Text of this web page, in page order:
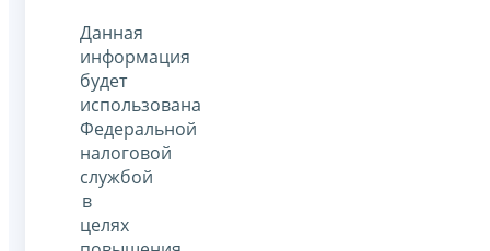
Данная
информация
будет
использована
Федеральной
налоговой
службой
в
целях